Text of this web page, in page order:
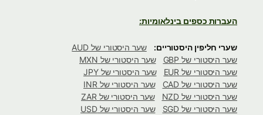
העברות כספים בינלאומיות:
שערי חליפין היסטוריים:
שער היסטורי של AUD
שער היסטורי של GBP
שער היסטורי של MXN
שער היסטורי של EUR
שער היסטורי של JPY
שער היסטורי של CAD
שער היסטורי של INR
שער היסטורי של NZD
שער היסטורי של ZAR
שער היסטורי של SGD
שער היסטורי של USD